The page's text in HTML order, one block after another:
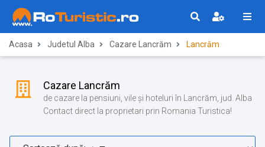
Acasa Judetul Alba Cazare Lancrăm Lancrăm
Cazare Lancrăm
de cazare la pensiuni, vile și hoteluri în Lancrăm, jud. Alba
Contact direct la proprietari prin Romania Turistica!